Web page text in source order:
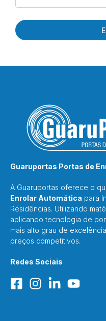
Guaruportas Portas de
A Guaruportas oferece o
Enrolar Automática para
Residências. Utilizando
aplicando tecnologia de
mais alto grau de
preços competitivos.
Redes Sociais